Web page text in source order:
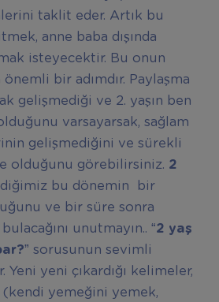
taklit eder. Artık bu
anne baba dışında
isteyecektir. Bu onun
bir adımdır. Paylaşma
gelişmediği ve 2. yaşın ben
varsayarsak, sağlam
gelişmediğini ve sürekli
olduğunu görebilirsiniz. 2
bu dönemin bir
ve bir süre sonra
unutmayın.. “2 yaş
sorusunun sevimli
Yeni yeni çıkardığı kelimeler,
yemeğini yemek,